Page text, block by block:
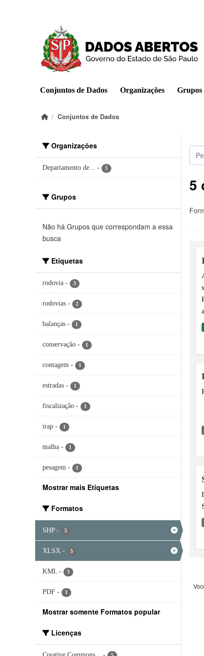
Conjuntos de Dados Organizações Grupos
Conjuntos de Dados
Organizações
Departamento de... - 5
Grupos
Não há Grupos que correspondam a essa
busca
Etiquetas
rodovia - 3
rodovias - 2
balanças - 1
conservação - 1
contagem - 1
estradas - 1
fiscalização - 1
irap - 1
malha - 1
pesagem - 1
Mostrar mais Etiquetas
Formatos
SHP - 5
XLSX - 5
KML - 3
PDF - 1
Mostrar somente Formatos popular
Licenças
5